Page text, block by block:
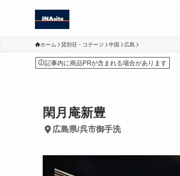
ホーム 貸別荘・コテージ 中国 広島
記事内に商品PRが含まれる場合があります
閑月庵新豊
広島県/呉市御手洗